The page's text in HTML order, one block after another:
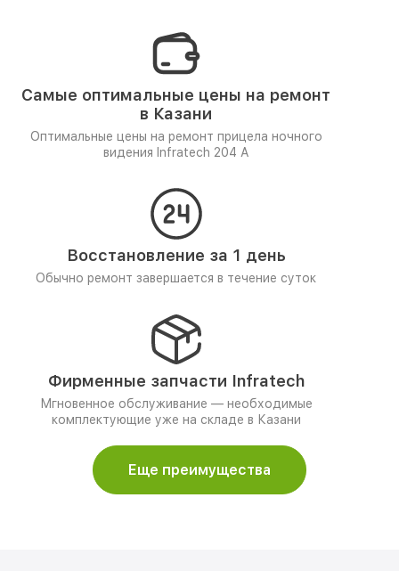
Самые оптимальные цены на ремонт
в Казани
Оптимальные цены на ремонт прицела ночного
видения Infratech 204 А
Восстановление за 1 день
Обычно ремонт завершается в течение суток
Фирменные запчасти Infratech
Мгновенное обслуживание — необходимые
комплектующие уже на складе в Казани
Еще преимущества